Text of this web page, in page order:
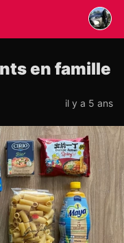
en famille
il y a 5 ans